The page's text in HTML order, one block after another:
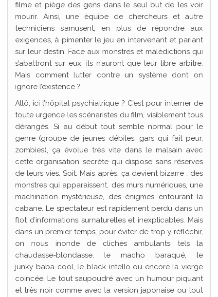
filme et piège des gens dans le seul but de les voir
mourir. Ainsi, une équipe de chercheurs et autre
techniciens s’amusent, en plus de répondre aux
exigences, à pimenter le jeu en intervenant et pariant
sur leur destin. Face aux monstres et malédictions qui
s’abattront sur eux, ils n’auront que leur libre arbitre.
Mais comment lutter contre un système dont on
ignore l’existence ?
Allô, ici l’hôpital psychiatrique ? C’est pour interner de
toute urgence les scénaristes du film, visiblement tous
dérangés. Si au début tout semble normal pour le
genre (groupe de jeunes débiles, gars qui fait peur,
zombies), ça évolue très vite dans le malsain avec
cette organisation secrète qui dispose sans réserves
de leurs vies. Soit. Mais après, ça devient bizarre : des
monstres qui apparaissent, des murs numériques, une
machination mystérieuse, des énigmes entourant la
cabane. Le spectateur est rapidement perdu dans un
flot d’informations surnaturelles et inexplicables. Mais
dans un premier temps, pour éviter de trop y réfléchir,
on nous inonde de clichés ambulants tels la
chaudasse-blondasse, le macho baraqué, le
junky baba-cool, le black intello ou encore la vierge
coincée. Le tout saupoudré avec un humour piquant
et très noir comme avec la version japonaise ou tout